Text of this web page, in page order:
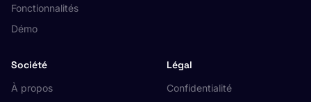
Fonctionnalités
Démo
Société
À propos
Légal
Confidentialité